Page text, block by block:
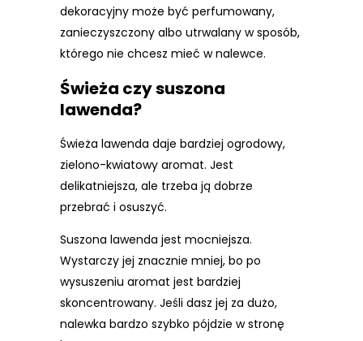
dekoracyjny może być perfumowany,
zanieczyszczony albo utrwalany w sposób,
którego nie chcesz mieć w nalewce.
Świeża czy suszona
lawenda?
Świeża lawenda daje bardziej ogrodowy,
zielono-kwiatowy aromat. Jest
delikatniejsza, ale trzeba ją dobrze
przebrać i osuszyć.
Suszona lawenda jest mocniejsza.
Wystarczy jej znacznie mniej, bo po
wysuszeniu aromat jest bardziej
skoncentrowany. Jeśli dasz jej za dużo,
nalewka bardzo szybko pójdzie w stronę